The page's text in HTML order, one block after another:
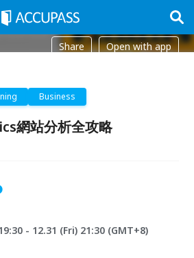
Share Open with app
Business
網站分析全攻略
- 12.31 (Fri) 21:30 (GMT+8)